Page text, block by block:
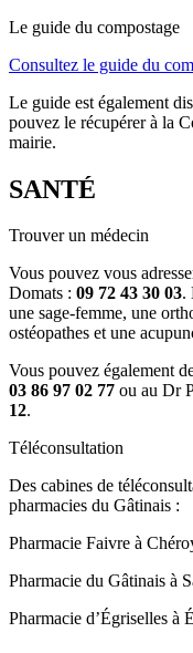
Le guide du compostage
Consultez le guide du
Le guide est également
pouvez le récupérer à la
mairie.
SANTÉ
Trouver un médecin
Vous pouvez vous
Domats : 09 72 43 30 03.
une sage-femme, une
ostéopathes et une
Vous pouvez également
03 86 97 02 77 ou au Dr
12.
Téléconsultation
Des cabines de
pharmacies du Gâtinais :
Pharmacie Faivre à
Pharmacie du Gâtinais à
Pharmacie d’Égriselles à